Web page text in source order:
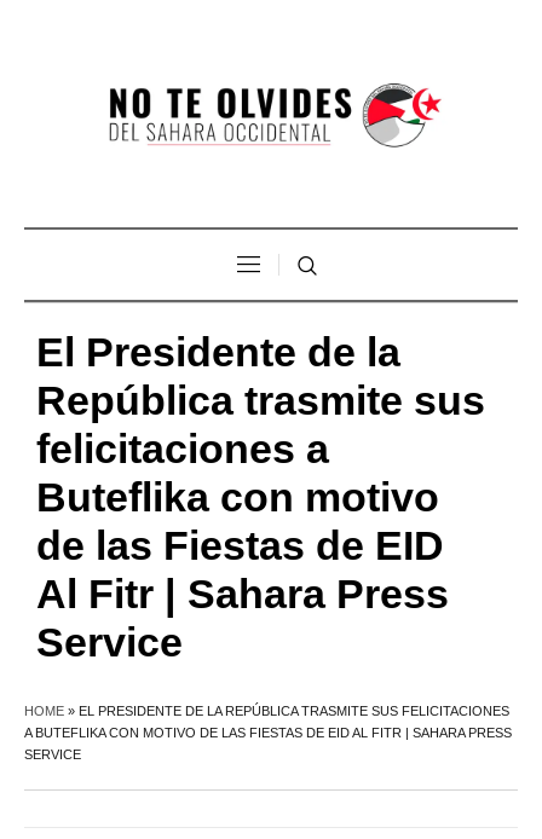
El Presidente de la
República trasmite sus
felicitaciones a
Buteflika con motivo
de las Fiestas de EID
Al Fitr | Sahara Press
Service
HOME » EL PRESIDENTE DE LA REPÚBLICA TRASMITE SUS FELICITACIONES
A BUTEFLIKA CON MOTIVO DE LAS FIESTAS DE EID AL FITR | SAHARA PRESS
SERVICE